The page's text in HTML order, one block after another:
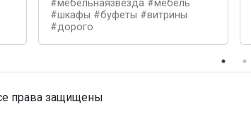
#мебельнаязвезда #мебель
#шкафы #буфеты #витрины
#дорого
права защищены